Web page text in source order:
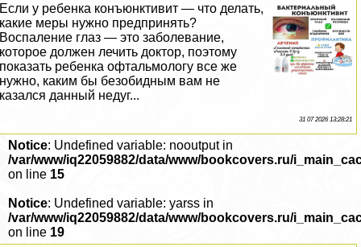
Если у ребенка конъюнктивит — что делать,
какие меры нужно предпринять?
Воспаление глаз — это заболевание,
которое должен лечить доктор, поэтому
показать ребенка офтальмологу все же
нужно, каким бы безобидным вам не
казался данный недуг...
31 07 2026 13:28:21
Notice: Undefined variable: nooutput in
/var/www/iq22059882/data/www/bookcovers.ru/
on line 15
Notice: Undefined variable: yarss in
/var/www/iq22059882/data/www/bookcovers.ru/
on line 19